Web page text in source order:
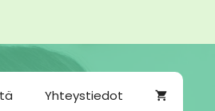
Yhteystiedot